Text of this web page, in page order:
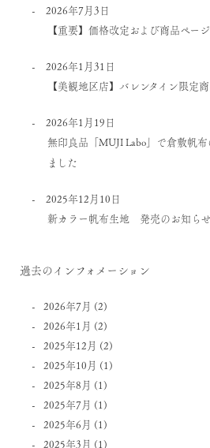
2026年7月3日
【重要】価格改定および商品ペー
2026年1月31日
【美観地区店】バレンタイン限定
2026年1月19日
無印良品「MUJI Labo」で倉敷帆
ました
2025年12月10日
新カラー帆布生地 発売のお知らせ
過去のインフォメーション
2026年7月 (2)
2026年1月 (2)
2025年12月 (2)
2025年10月 (1)
2025年8月 (1)
2025年7月 (1)
2025年6月 (1)
2025年3月 (1)